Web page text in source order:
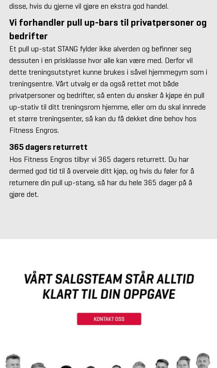
disse, hvis du gjerne vil gjøre en ekstra god handel.
Vi forhandler pull up-bars til privatpersoner og
bedrifter
Et pull up-stat STANG fylder ikke alverden og befinner seg
dessuten i en prisklasse hvor alle kan være med. Derfor vil
dette treningsutstyret kunne brukes i såvel hjemmegym som i
treningsentre. Vårt utvalg er da også rettet mot både
privatpersoner og bedrifter, så enten du ønsker å kjøpe én pull
up-stativ til ditt treningsrom hjemme, eller om du skal innrede
et større treningsenter, så kan du få dekket dine behov hos
Fitness Engros.
365 dagers returrett
Hos Fitness Engros tilbyr vi 365 dagers returrett. Du har
dermed god tid til å overveie ditt kjøp, og hvis du føler for å
returnere din pull up-stang, så har du hele 365 dager på å
gjøre det.